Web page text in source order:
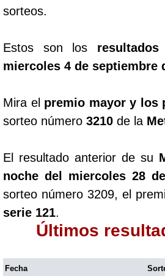
sorteos.
Estos son los resultados
miercoles 4 de septiembre
Mira el premio mayor y los
sorteo número 3210 de la
El resultado anterior de su
noche del miercoles 28
sorteo número 3209, el
serie 121.
Últimos
Fecha